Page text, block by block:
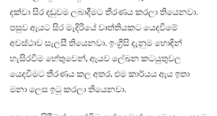
දක්වා සිර දඬුවම ලබාදීමට තීරණය කරලා තියෙනවා.
පසුව ඇයට සිර මැදිරියේ වෘත්තියකට යෙදවීමේ
අවස්ථාව සැලසී තියෙනවා. ඉංග්‍රීසි දැනුම හොඳින්
හැසිරවීම හේතුවෙන්, ඇයව ලේඛන කටයුතුවල
යෙදවීමට තීරණය කල අතර, එම කාර්යය ඇය ඉතා
මනා ලෙස ඉටු කරලා තියෙනවා.